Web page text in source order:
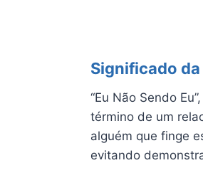
Significado
“Eu Não Sendo
término de um
alguém que finge
evitando